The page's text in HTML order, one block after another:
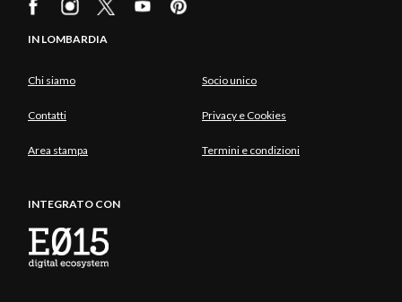
IN LOMBARDIA
Chi siamo Socio unico
Contatti Privacy e Cookies
Area stampa Termini e condizioni
INTEGRATO CON